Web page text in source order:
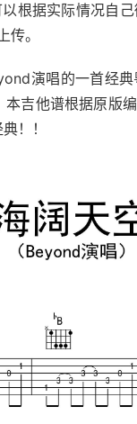
根据实际情况自
。
演唱的一首经
吉他谱根据原版
！！